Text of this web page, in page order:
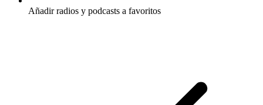
Añadir radios y podcasts a favoritos